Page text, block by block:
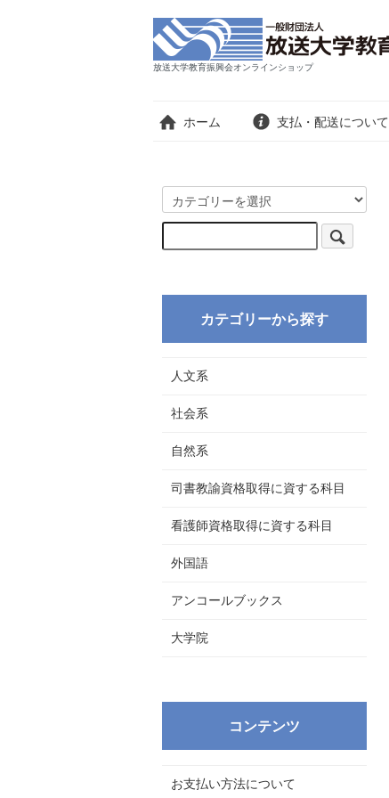
放送大学教育振興会オンラインショップ
ホーム 支払・配送について
カテゴリーから探す
人文系
社会系
自然系
司書教諭資格取得に資する科目
看護師資格取得に資する科目
外国語
アンコールブックス
大学院
コンテンツ
お支払い方法について